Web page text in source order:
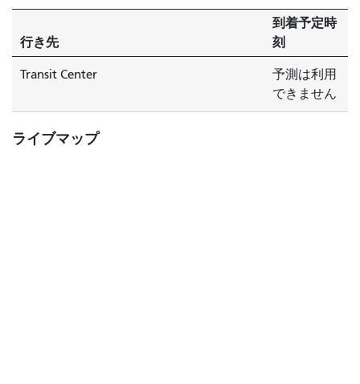
で
着行き先
到着予定時
刻
Transit Center
予測は利用
できません
ライブマップ